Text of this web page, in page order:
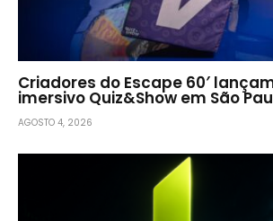
Criadores do Escape 60′
imersivo Quiz&Show em São
AGOSTO 4, 2026